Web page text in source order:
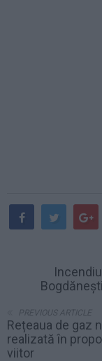
PREVIOUS ARTICLE
Rețeaua de gaz
realizată în
viitor